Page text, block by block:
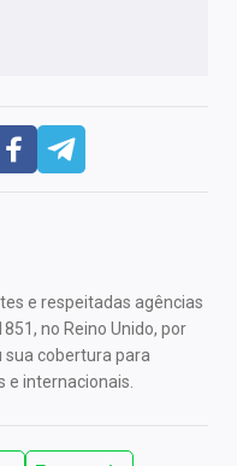
e respeitadas agências
no Reino Unido, por
sua cobertura para
e internacionais.